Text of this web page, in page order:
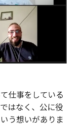
仕事をしている
はなく、公に役
う想いがありま